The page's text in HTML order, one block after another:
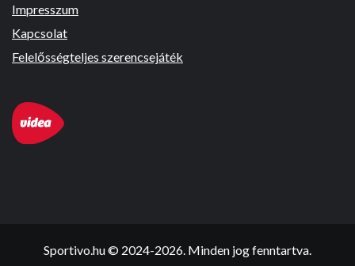
Impresszum
Kapcsolat
Felelősségteljes szerencsejáték
Sportivo.hu © 2024-2026. Minden jog fenntartva.